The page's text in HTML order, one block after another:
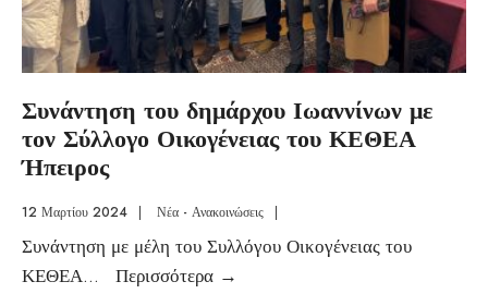
Συνάντηση του δημάρχου Ιωαννίνων με
τον Σύλλογο Οικογένειας του ΚΕΘΕΑ
Ήπειρος
12 Μαρτίου 2024 | Νέα - Ανακοινώσεις |
Συνάντηση με μέλη του Συλλόγου Οικογένειας του
ΚΕΘΕΑ... Περισσότερα →